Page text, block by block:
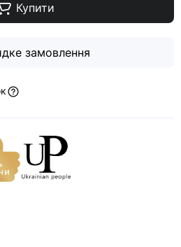
Купити
замовлення